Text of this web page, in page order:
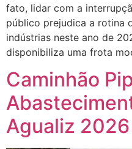
fato, lidar com a
público prejudica a rotina
indústrias neste ano de
disponibiliza uma frota
Caminhão
Agualiz 2026